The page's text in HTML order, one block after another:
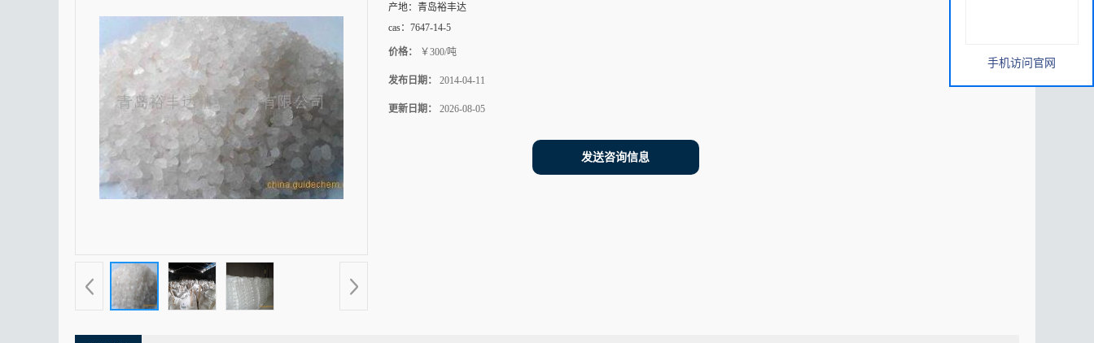
产地： 青岛裕丰达
cas： 7647-14-5
价格： ￥300/吨
发布日期： 2014-04-11
更新日期： 2026-08-05
发送咨询信息
手机访问官网